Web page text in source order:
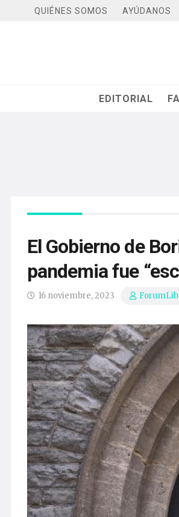
QUIÉNES SOMOS AYÚDANOS
EDITORIAL
El Gobierno de
pandemia fue
16 noviembre, 2023